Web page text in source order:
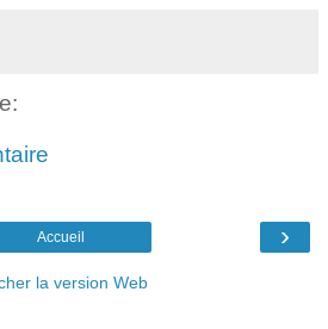
›
Accueil
la version Web